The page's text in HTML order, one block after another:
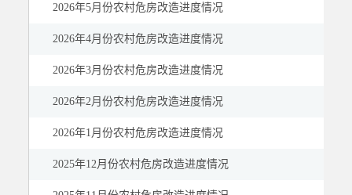
医疗健康
公共文化体育
应急管理
慈善信息
建议提案
公示公告
2026年5月份农村危房改造进度情况
2026年4月份农村危房改造进度情况
2026年3月份农村危房改造进度情况
2026年2月份农村危房改造进度情况
2026年1月份农村危房改造进度情况
2025年12月份农村危房改造进度情况